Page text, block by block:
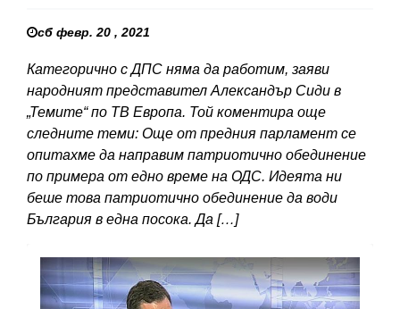
сб февр. 20 , 2021
Категорично с ДПС няма да работим, заяви
народният представител Александър Сиди в
„Темите“ по ТВ Европа. Той коментира още
следните теми: Още от предния парламент се
опитахме да направим патриотично обединение
по примера от едно време на ОДС. Идеята ни
беше това патриотично обединение да води
България в една посока. Да […]